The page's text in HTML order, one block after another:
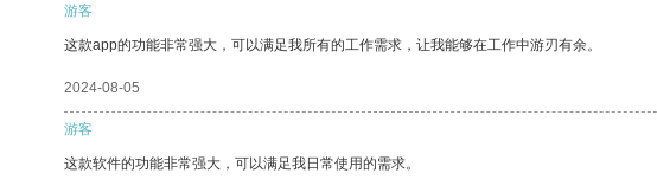
游客
这款app的功能非常强大，可以满足我所有的工作需求，让我能够在工作中游刃有余。
2024-08-05
游客
这款软件的功能非常强大，可以满足我日常使用的需求。